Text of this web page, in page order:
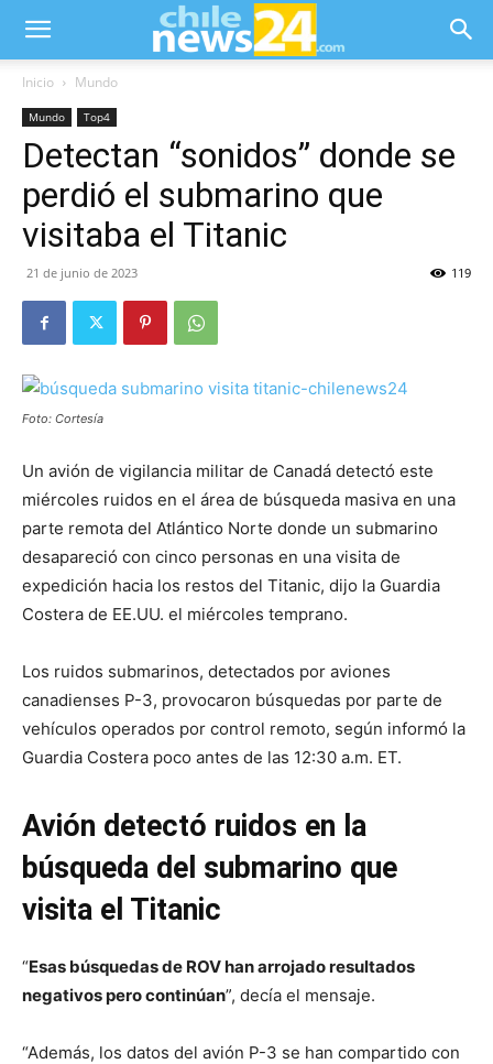
Inicio Mundo
Mundo Top4
Detectan “sonidos” donde se
perdió el submarino que
visitaba el Titanic
21 de junio de 2023 119
Foto: Cortesía
Un avión de vigilancia militar de Canadá detectó este
miércoles ruidos en el área de búsqueda masiva en una
parte remota del Atlántico Norte donde un submarino
desapareció con cinco personas en una visita de
expedición hacia los restos del Titanic, dijo la Guardia
Costera de EE.UU. el miércoles temprano.
Los ruidos submarinos, detectados por aviones
canadienses P-3, provocaron búsquedas por parte de
vehículos operados por control remoto, según informó la
Guardia Costera poco antes de las 12:30 a.m. ET.
Avión detectó ruidos en la
búsqueda del submarino que
visita el Titanic
“Esas búsquedas de ROV han arrojado resultados
negativos pero continúan”, decía el mensaje.
“Además, los datos del avión P-3 se han compartido con